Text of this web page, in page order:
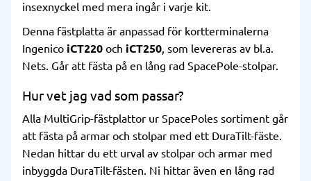
insexnyckel med mera ingår i varje kit.
Denna fästplatta är anpassad för kortterminalerna
Ingenico iCT220 och iCT250, som levereras av bl.a.
Nets. Går att fästa på en lång rad SpacePole-stolpar.
Hur vet jag vad som passar?
Alla MultiGrip-fästplattor ur SpacePoles sortiment går
att fästa på armar och stolpar med ett DuraTilt-fäste.
Nedan hittar du ett urval av stolpar och armar med
inbyggda DuraTilt-fästen. Ni hittar även en lång rad